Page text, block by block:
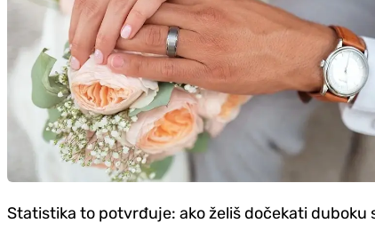
Statistika to potvrđuje: ako želiš dočekati